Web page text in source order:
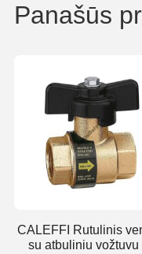
Panašūs
CALEFFI Rutulinis
su atbuliniu vožtuvu